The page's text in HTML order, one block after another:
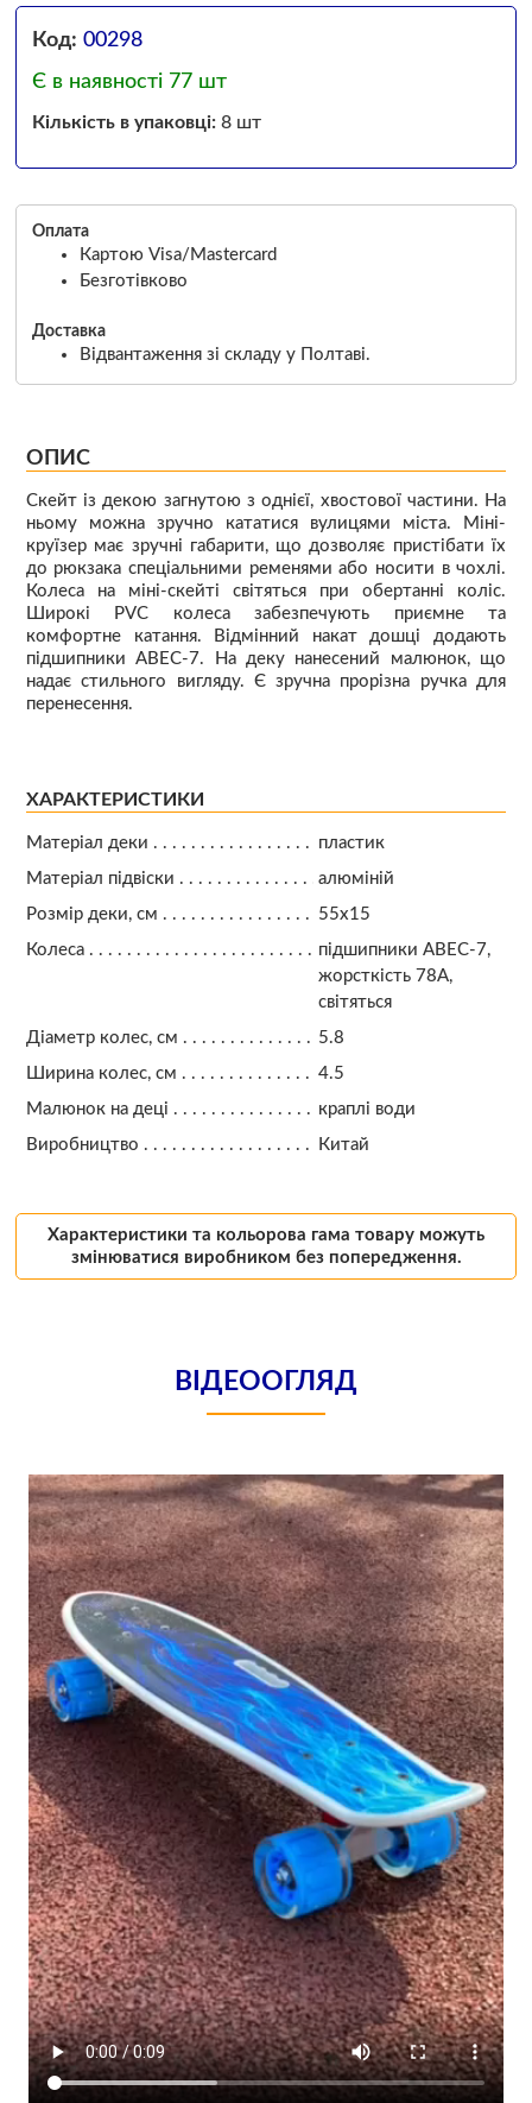
Код: 00298
Є в наявності 77 шт
Кількість в упаковці:8 шт
Оплата
Картою Visa/Mastercard
Безготівково
Доставка
Відвантаження зі складу у Полтаві.
ОПИС
Скейт із декою загнутою з однієї, хвостової частини. На
ньому можна зручно кататися вулицями міста. Міні-
круїзер має зручні габарити, що дозволяє пристібати їх
до рюкзака спеціальними ременями або носити в чохлі.
Колеса на міні-скейті світяться при обертанні коліс.
Широкі PVC колеса забезпечують приємне та
комфортне катання. Відмінний накат дошці додають
підшипники ABEC-7. На деку нанесений малюнок, що
надає стильного вигляду. Є зручна прорізна ручка для
перенесення.
ХАРАКТЕРИСТИКИ
Матеріал деки
пластик
Матеріал підвіски
алюміній
Розмір деки, см
55х15
Колеса
підшипники АВЕС-7,
жорсткість 78А,
світяться
Діаметр колес, см
5.8
Ширина колес, см
4.5
Малюнок на деці
краплі води
Виробництво
Китай
Характеристики та кольорова гама товару можуть
змінюватися виробником без попередження.
ВІДЕООГЛЯД